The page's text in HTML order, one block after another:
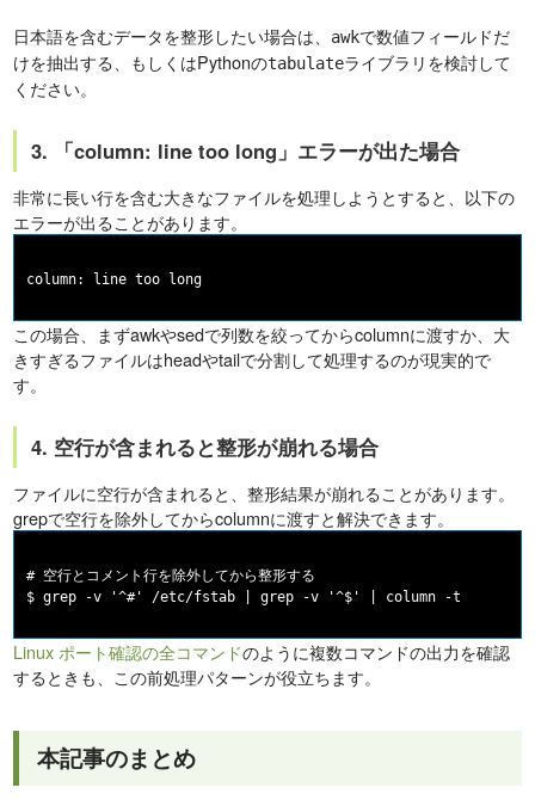
日本語を含むデータを整形したい場合は、
awkで数値フィールドだ
けを抽出する、もしくはPythonのtabulateライブラリを検討して
ください。
3. 「column: line too long」エラーが出た場合
非常に長い行を含む大きなファイルを処理しようとすると、以下の
エラーが出ることがあります。
この場合、まずawkやsedで列数を絞ってからcolumnに渡すか、大
きすぎるファイルはheadやtailで分割して処理するのが現実的で
す。
4. 空行が含まれると整形が崩れる場合
ファイルに空行が含まれると、整形結果が崩れることがあります。
grepで空行を除外してからcolumnに渡すと解決できます。
# 空行とコメント行を除外してから整形する
Linux ポート確認の全コマンドのように複数コマンドの出力を確認
するときも、この前処理パターンが役立ちます。
本記事のまとめ